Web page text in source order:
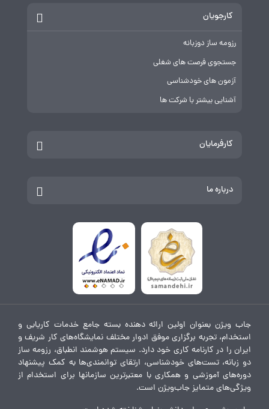
کارجویان
رزومه ساز دوزبانه
جستجوی فرصت های شغلی
آزمون های خودشناسی
آشنایی بیشتر با شرکت ها
کارفرمایان
درباره ما
جاب ویژن بعنوان اولین ارائه دهنده بسته جامع خدمات کاریابی و
استخدام، تجربه برگزاری موفق ادوار مختلف نمایشگاه‌های کار شریف و
ایران را در کارنامه کاری خود دارد. سیستم هوشمند انطباق، رزومه ساز
دو زبانه، تست‌های خودشناسی، ارتقای توانمندی‌ها به کمک پیشنهاد
دوره‌های آموزشی و همکاری با معتبرترین سازمانها برای استخدام از
ویژگی‌های متمایز جاب‌ویژن است.